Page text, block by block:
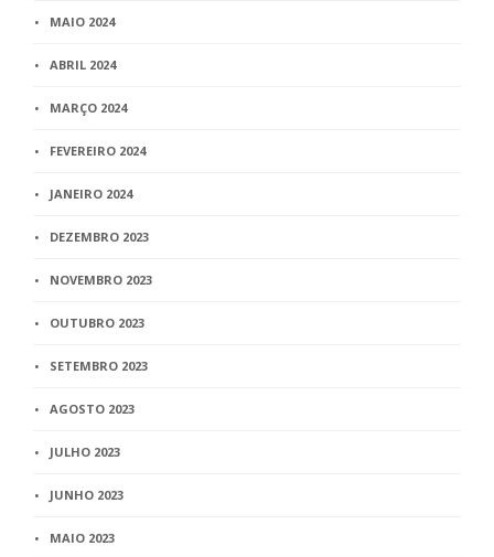
MAIO 2024
ABRIL 2024
MARÇO 2024
FEVEREIRO 2024
JANEIRO 2024
DEZEMBRO 2023
NOVEMBRO 2023
OUTUBRO 2023
SETEMBRO 2023
AGOSTO 2023
JULHO 2023
JUNHO 2023
MAIO 2023